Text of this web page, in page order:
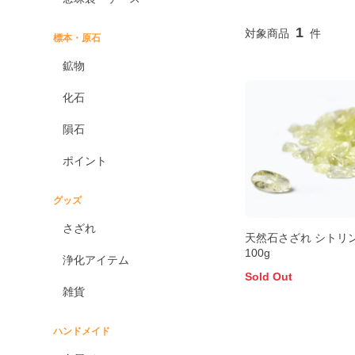
標本・原石
鉱物
化石
隕石
ポイント
グッズ
さざれ
浄化アイテム
雑貨
ハンドメイド
1
天然石さざれ シトリ
100g
Sold Out